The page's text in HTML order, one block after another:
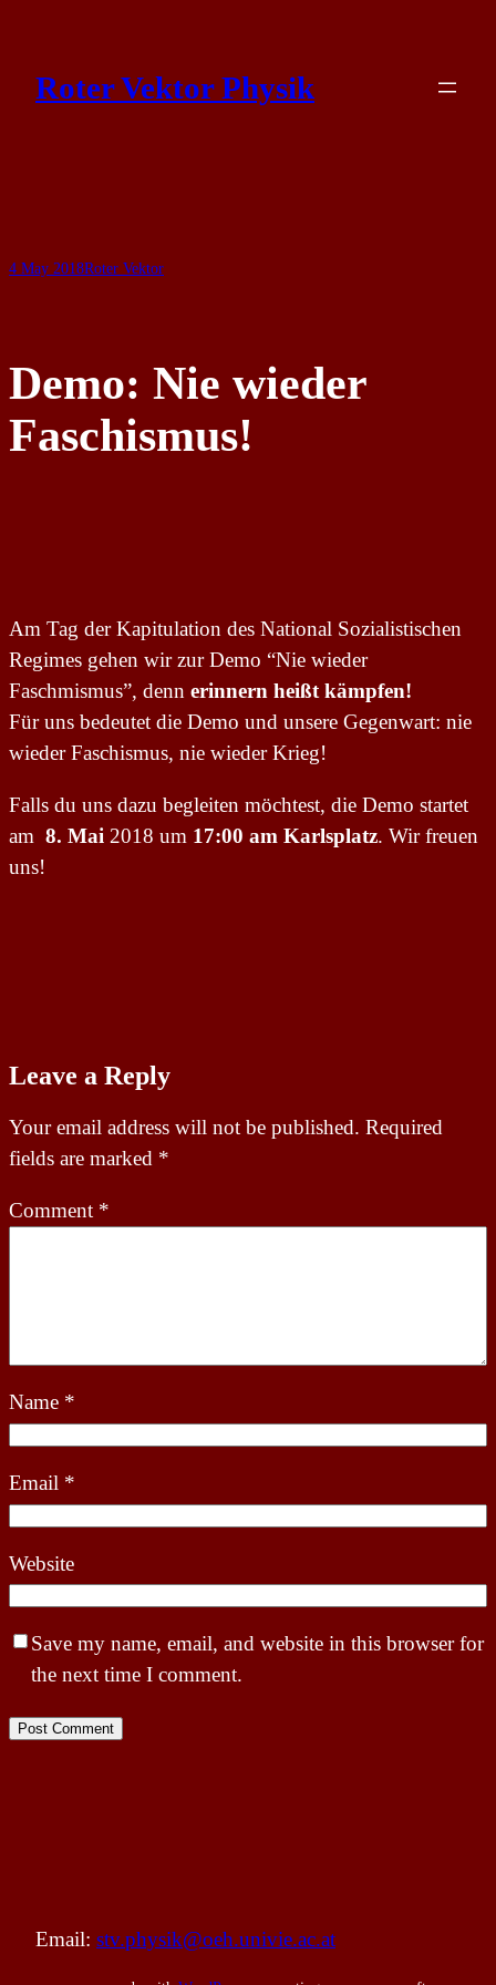
content
Roter Vektor Physik
4 May 2018Roter Vektor
Demo: Nie wieder
Faschismus!
Am Tag der Kapitulation des National Sozialistischen
Regimes gehen wir zur Demo “Nie wieder
Faschmismus”, denn erinnern heißt kämpfen!
Für uns bedeutet die Demo und unsere Gegenwart: nie
wieder Faschismus, nie wieder Krieg!
Falls du uns dazu begleiten möchtest, die Demo startet
am 8. Mai 2018 um 17:00 am Karlsplatz. Wir freuen
uns!
Leave a Reply
Your email address will not be published. Required
fields are marked *
Comment *
Name *
Email *
Website
Save my name, email, and website in this browser for
the next time I comment.
Email: stv.physik@oeh.univie.ac.at